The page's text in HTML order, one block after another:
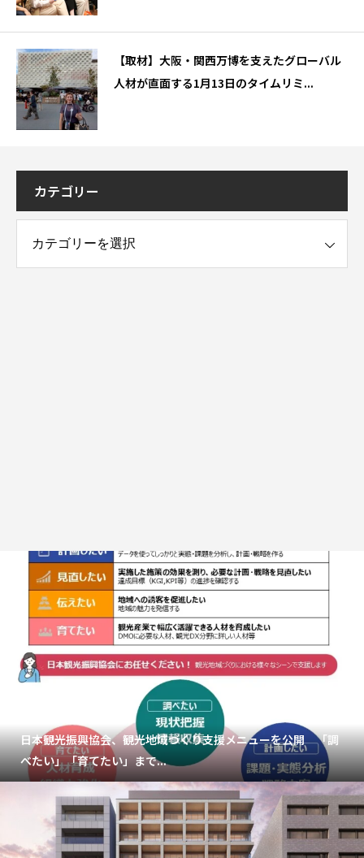
【取材】大阪・関西万博を支えたグローバル
人材が直面する1月13日のタイムリミ...
カテゴリー
日本観光振興協会、観光地域づくり支援メニューを公開 「調
べたい」「育てたい」まで...